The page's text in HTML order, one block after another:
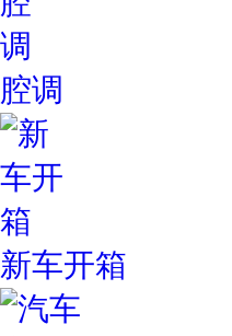
腔调
新车开箱